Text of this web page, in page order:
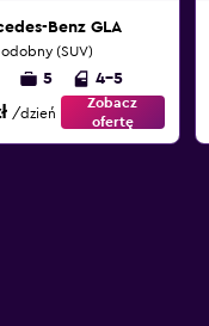
Benz GLA
(SUV)
5 4-5
/dzień
Zobacz
ofertę